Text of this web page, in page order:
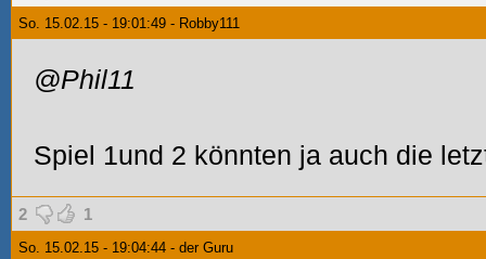
So. 15.02.15 - 19:01:49 - Robby111
@Phil11
Spiel 1und 2 könnten ja auch die
2 1
So. 15.02.15 - 19:04:44 - der Guru